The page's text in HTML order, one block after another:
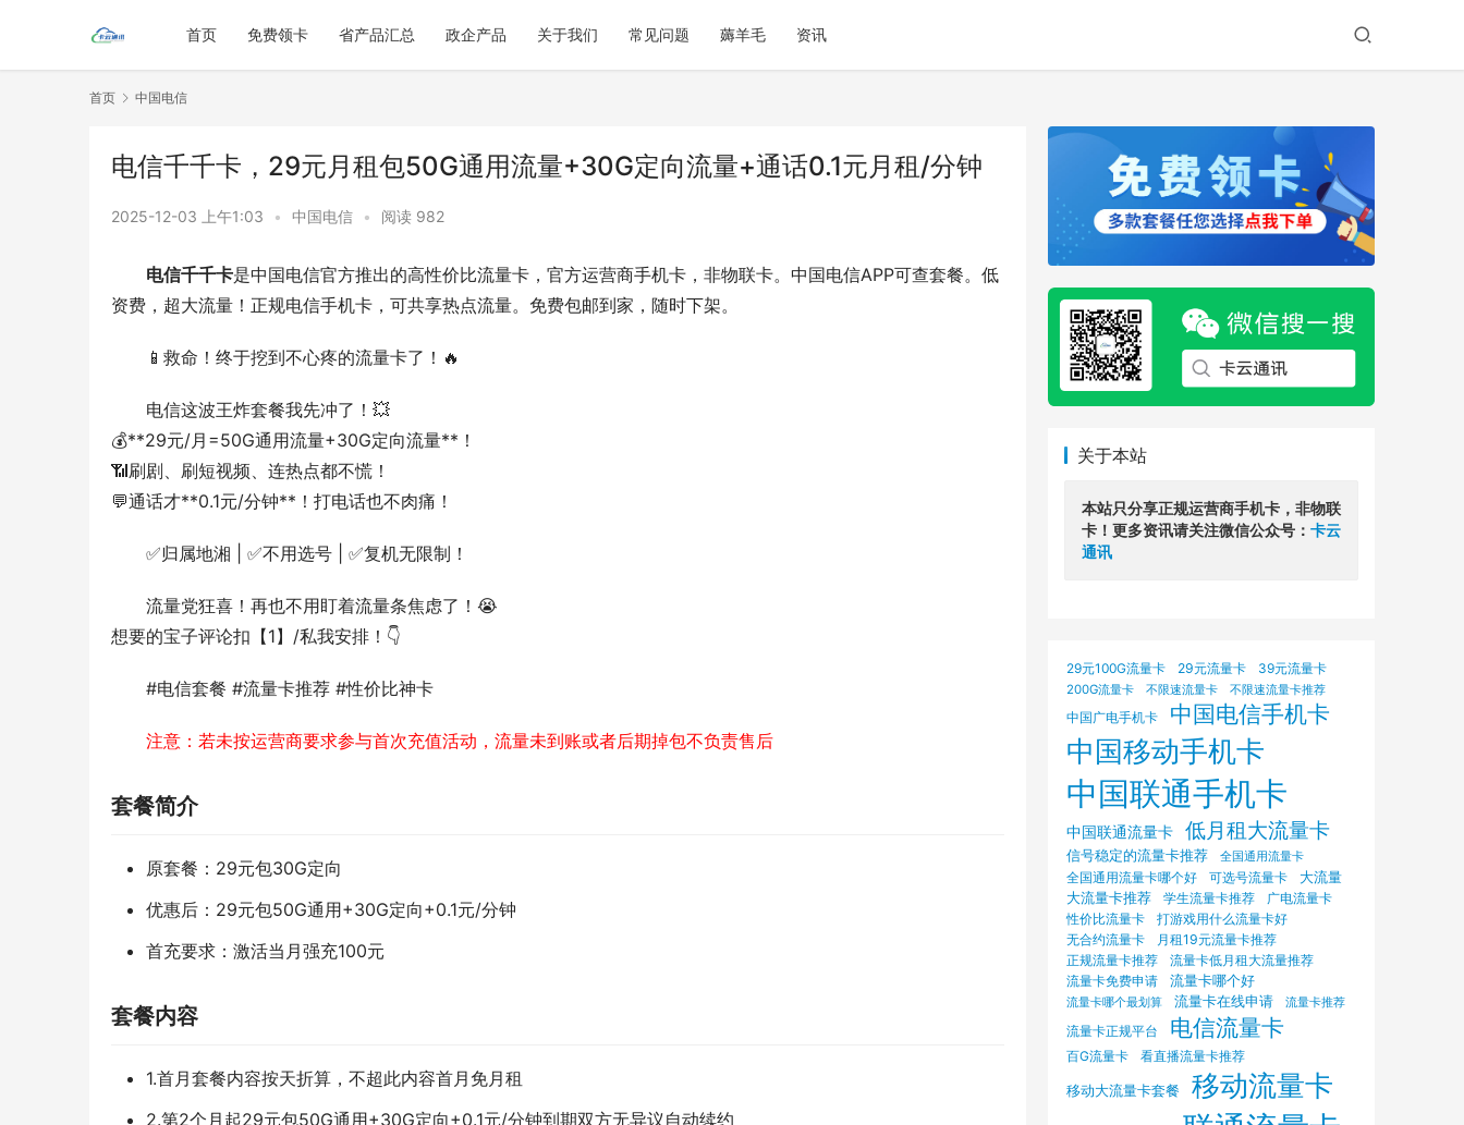
首页 免费领卡 省产品汇总 政企产品 关于我们 常见问题 薅羊毛 资讯
首页 中国电信
电信千千卡，29元月租包50G通用流量+30G定向流量+通话0.1元月租/分钟
2025-12-03 上午1:03 • 中国电信 • 阅读 982
电信千千卡是中国电信官方推出的高性价比流量卡，官方运营商手机卡，非物联卡。中国电信APP可查套餐。低
资费，超大流量！正规电信手机卡，可共享热点流量。免费包邮到家，随时下架。
📱救命！终于挖到不心疼的流量卡了！🔥
电信这波王炸套餐我先冲了！💥
💰**29元/月=50G通用流量+30G定向流量**！
📶刷剧、刷短视频、连热点都不慌！
💬通话才**0.1元/分钟**！打电话也不肉痛！
✅归属地湘 | ✅不用选号 | ✅复机无限制！
流量党狂喜！再也不用盯着流量条焦虑了！😭
想要的宝子评论扣【1】/私我安排！👇
#电信套餐 #流量卡推荐 #性价比神卡
注意：若未按运营商要求参与首次充值活动，流量未到账或者后期掉包不负责售后
套餐简介
原套餐：29元包30G定向
优惠后：29元包50G通用+30G定向+0.1元/分钟
首充要求：激活当月强充100元
套餐内容
1.首月套餐内容按天折算，不超此内容首月免月租
2.第2个月起29元包50G通用+30G定向+0.1元/分钟到期双方无异议自动续约
关于本站
本站只分享正规运营商手机卡，非物联
卡！更多资讯请关注微信公众号： 卡云
通讯
29元100G流量卡 29元流量卡 39元流量卡
200G流量卡 不限速流量卡 不限速流量卡推荐
中国广电手机卡 中国电信手机卡
中国移动手机卡
中国联通手机卡
中国联通流量卡 低月租大流量卡
信号稳定的流量卡推荐 全国通用流量卡
全国通用流量卡哪个好 可选号流量卡
大流量
大流量卡推荐
学生流量卡推荐 广电流量卡
性价比流量卡
打游戏用什么流量卡好
无合约流量卡
月租19元流量卡推荐
正规流量卡推荐
流量卡低月租大流量推荐
流量卡免费申请 流量卡哪个好
流量卡哪个最划算 流量卡在线申请 流量卡推荐
流量卡正规平台 电信流量卡
百G流量卡 看直播流量卡推荐
移动大流量卡套餐 移动流量卡